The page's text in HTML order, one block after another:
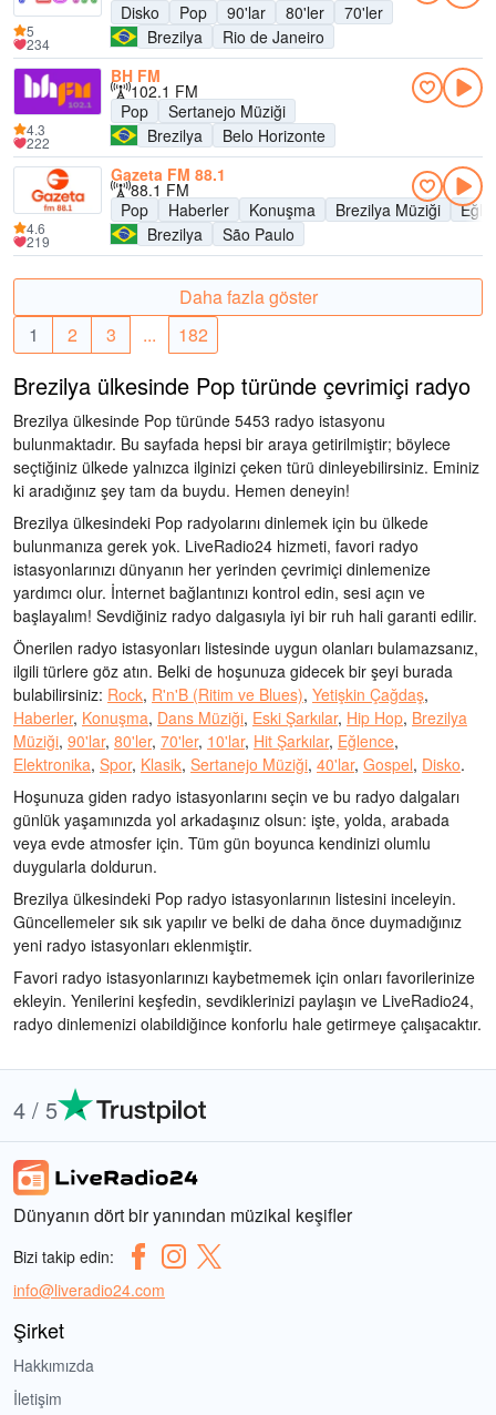
Disko
Pop 90'lar 80'ler
70'ler
Brezilya
Rio de Janeiro
5
234
BH FM
102.1 FM
Pop
Sertanejo Müziği
Brezilya
Belo Horizonte
4.3
222
Gazeta FM 88.1
88.1 FM
Pop
Haberler Konuşma Brezilya Müziği
Brezilya
São Paulo
4.6
219
Daha fazla göster
1
2 3 ... 182
Brezilya ülkesinde Pop türünde çevrimiçi radyo
Brezilya ülkesinde Pop türünde 5453 radyo istasyonu
bulunmaktadır. Bu sayfada hepsi bir araya getirilmiştir; böylece
seçtiğiniz ülkede yalnızca ilginizi çeken türü dinleyebilirsiniz. Eminiz
ki aradığınız şey tam da buydu. Hemen deneyin!
Brezilya ülkesindeki Pop radyolarını dinlemek için bu ülkede
bulunmanıza gerek yok. LiveRadio24 hizmeti, favori radyo
istasyonlarınızı dünyanın her yerinden çevrimiçi dinlemenize
yardımcı olur. İnternet bağlantınızı kontrol edin, sesi açın ve
başlayalım! Sevdiğiniz radyo dalgasıyla iyi bir ruh hali garanti edilir.
Önerilen radyo istasyonları listesinde uygun olanları bulamazsanız,
ilgili türlere göz atın. Belki de hoşunuza gidecek bir şeyi burada
bulabilirsiniz: Rock, R'n'B (Ritim ve Blues), Yetişkin Çağdaş,
Haberler, Konuşma, Dans Müziği, Eski Şarkılar, Hip Hop, Brezilya
Müziği, 90'lar, 80'ler, 70'ler, 10'lar, Hit Şarkılar, Eğlence,
Elektronika, Spor, Klasik, Sertanejo Müziği, 40'lar, Gospel, Disko.
Hoşunuza giden radyo istasyonlarını seçin ve bu radyo dalgaları
günlük yaşamınızda yol arkadaşınız olsun: işte, yolda, arabada
veya evde atmosfer için. Tüm gün boyunca kendinizi olumlu
duygularla doldurun.
Brezilya ülkesindeki Pop radyo istasyonlarının listesini inceleyin.
Güncellemeler sık sık yapılır ve belki de daha önce duymadığınız
yeni radyo istasyonları eklenmiştir.
Favori radyo istasyonlarınızı kaybetmemek için onları favorilerinize
ekleyin. Yenilerini keşfedin, sevdiklerinizi paylaşın ve LiveRadio24,
radyo dinlemenizi olabildiğince konforlu hale getirmeye çalışacaktır.
4 / 5
Dünyanın dört bir yanından müzikal keşifler
Bizi takip edin:
info@liveradio24.com
Şirket
Hakkımızda
İletişim